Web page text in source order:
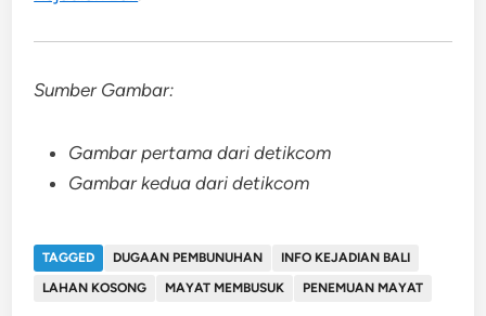
Sumber Gambar:
Gambar pertama dari detikcom
Gambar kedua dari detikcom
TAGGED DUGAAN PEMBUNUHAN
INFO KEJADIAN BALI
LAHAN KOSONG
MAYAT MEMBUSUK PENEMUAN MAYAT